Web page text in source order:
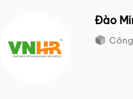
Đào